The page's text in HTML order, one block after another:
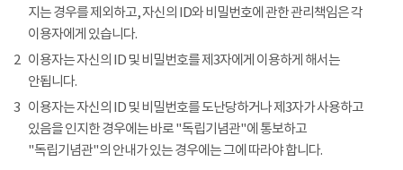
지는 경우를 제외하고, 자신의 ID와 비밀번호에 관한 관리책임은 각
이용자에게 있습니다.
2 이용자는 자신의 ID 및 비밀번호를 제3자에게 이용하게 해서는
안됩니다.
3 이용자는 자신의 ID 및 비밀번호를 도난당하거나 제3자가 사용하고
있음을 인지한 경우에는 바로 "독립기념관"에 통보하고
"독립기념관"의 안내가 있는 경우에는 그에 따라야 합니다.